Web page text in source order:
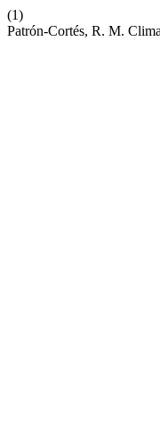
(1)
Patrón-Cortés, R. M.